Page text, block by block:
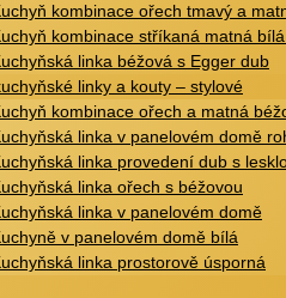
kombinace ořech tmavý a
kombinace stříkaná matná
linka béžová s Egger dub
linky a kouty – stylové
kombinace ořech a matná
linka v panelovém domě
linka provedení dub s
linka ořech s béžovou
linka v panelovém domě
v panelovém domě bílá
linka prostorově úsporná